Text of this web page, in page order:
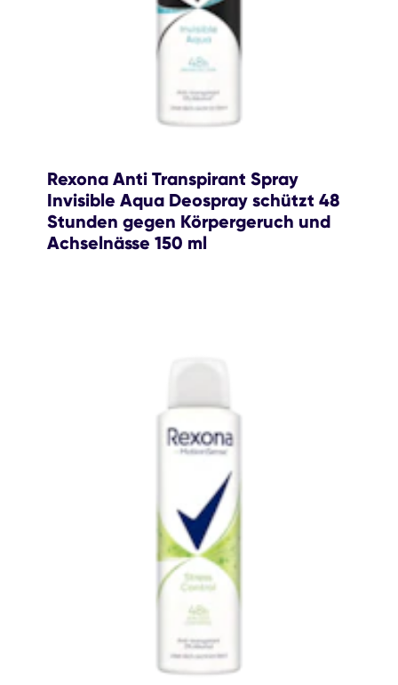
Rexona Anti Transpirant Spray
Invisible Aqua Deospray schützt 48
Stunden gegen Körpergeruch und
Achselnässe 150 ml